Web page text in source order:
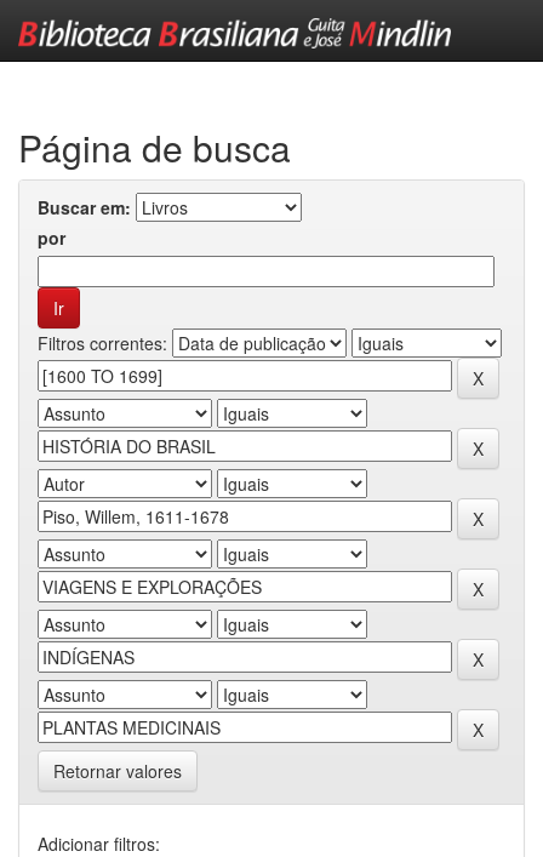
Página de busca
Buscar em:
por
Filtros correntes:
Retornar valores
Adicionar filtros: